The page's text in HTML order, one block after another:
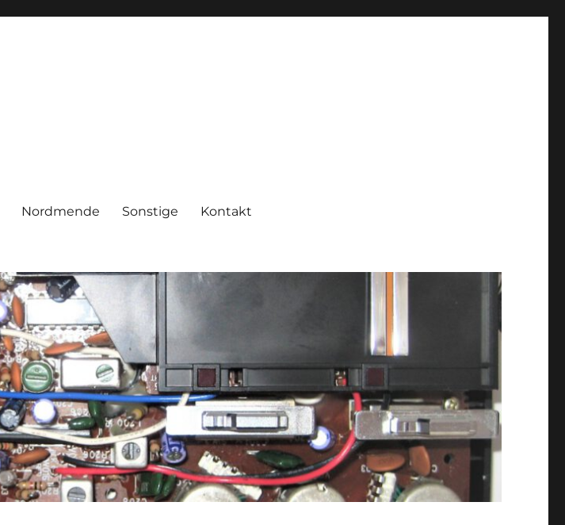
Nordmende Sonstige Kontakt